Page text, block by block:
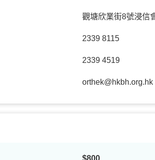
觀塘欣業街8號浸信
2339 8115
2339 4519
orthek@hkbh.org.hk
$800